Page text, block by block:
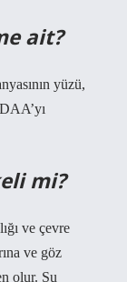
ait?
yüzü,
mi?
ve çevre
ve göz
olur. Su